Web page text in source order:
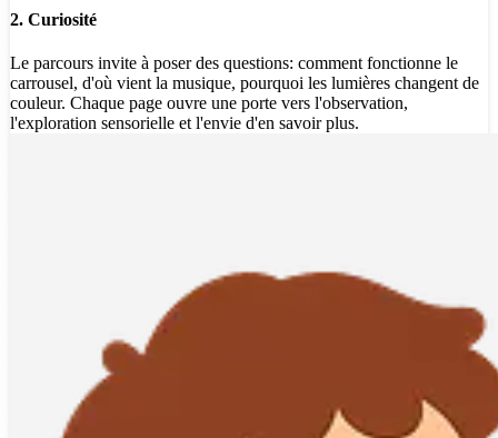
2. Curiosité
Le parcours invite à poser des questions: comment fonctionne le
carrousel, d'où vient la musique, pourquoi les lumières changent de
couleur. Chaque page ouvre une porte vers l'observation,
l'exploration sensorielle et l'envie d'en savoir plus.